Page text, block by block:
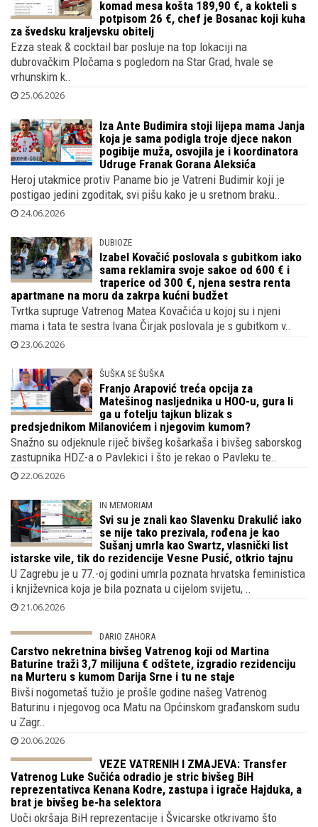
25.06.2026
NIJE ZA RAJU VEĆ MILIJUNAŠE
U dubrovačkom restoranu Edina Džeke
komad mesa košta 189,90 €, a kokteli s
za švedsku kraljevsku obitelj
dubrovačkim Pločama s pogledom na Star Grad, hvale se
vrhunskim k..
25.06.2026
Iza Ante Budimira stoji lijepa mama Janja
koja je sama podigla troje djece nakon
Heroj utakmice protiv Paname bio je Vatreni Budimir koji je
postigao jedini zgoditak, svi pišu kako je u sretnom braku..
24.06.2026
DUBIOZE
Izabel Kovačić poslovala s gubitkom iako
sama reklamira svoje sakoe od 600 € i
Tvrtka supruge Vatrenog Matea Kovačića u kojoj su i njeni
mama i tata te sestra Ivana Čirjak poslovala je s gubitkom v..
23.06.2026
ŠUŠKA SE ŠUŠKA
Franjo Arapović treća opcija za
Matešinog nasljednika u HOO-u, gura li
Snažno su odjeknule riječ bivšeg košarkaša i bivšeg saborskog
zastupnika HDZ-a o Pavlekici i što je rekao o Pavleku te..
22.06.2026
IN MEMORIAM
Svi su je znali kao Slavenku Drakulić iako
se nije tako prezivala, rođena je kao
U Zagrebu je u 77.-oj godini umrla poznata hrvatska feministica
i književnica koja je bila poznata u cijelom svijetu, ..
21.06.2026
DARIO ZAHORA
Carstvo nekretnina bivšeg Vatrenog koji
s kumom Darija Srne i tu ne staje
Bivši nogometaš tužio je prošle godine našeg Vatrenog
Baturinu i njegovog oca Matu na Općinskom građanskom sudu
u Zagr..
20.06.2026